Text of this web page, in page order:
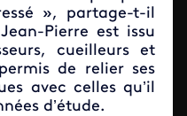
», partage-t-il
Pierre est issu
cueilleurs et
de relier ses
avec celles qu’il
d’étude.